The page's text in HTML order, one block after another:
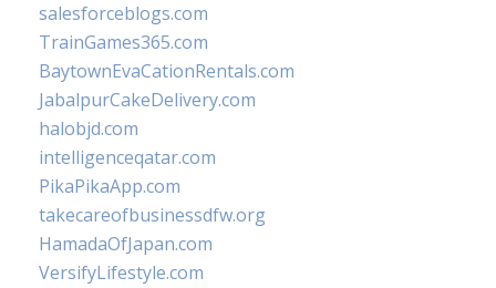
salesforceblogs.com
TrainGames365.com
BaytownEvaCationRentals.com
JabalpurCakeDelivery.com
halobjd.com
intelligenceqatar.com
PikaPikaApp.com
takecareofbusinessdfw.org
HamadaOfJapan.com
VersifyLifestyle.com